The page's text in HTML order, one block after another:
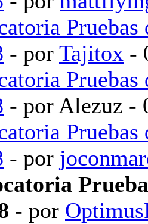
- por Tajitox -
- por Alezuz -
- por
- por